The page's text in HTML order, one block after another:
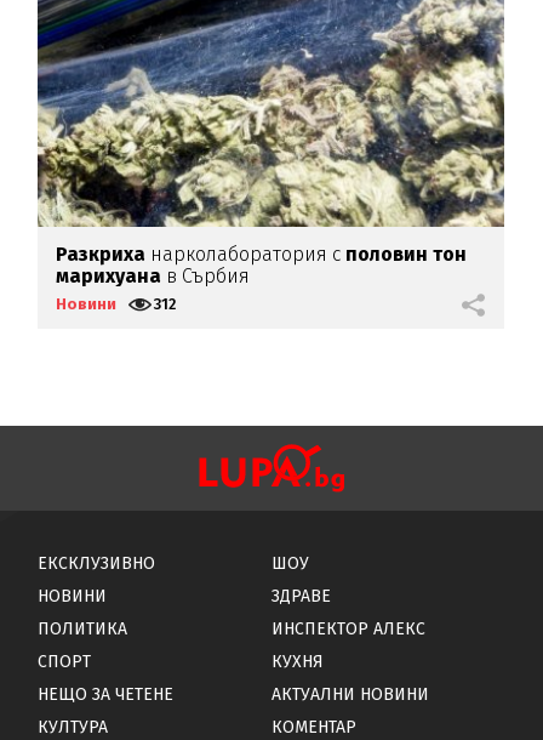
Разкриха нарколаборатория с половин тон
марихуана в Сърбия
Новини 312
ЕКСКЛУЗИВНО
НОВИНИ
ПОЛИТИКА
СПОРТ
НЕЩО ЗА ЧЕТЕНЕ
КУЛТУРА
ШОУ
ЗДРАВЕ
ИНСПЕКТОР АЛЕКС
КУХНЯ
АКТУАЛНИ НОВИНИ
КОМЕНТАР